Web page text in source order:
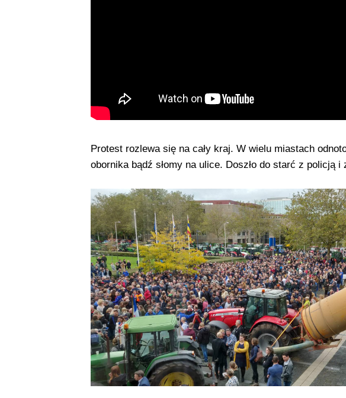
Protest rozlewa się na cały kraj. W wielu miastach
obornika bądź słomy na ulice. Doszło do starć z policją i